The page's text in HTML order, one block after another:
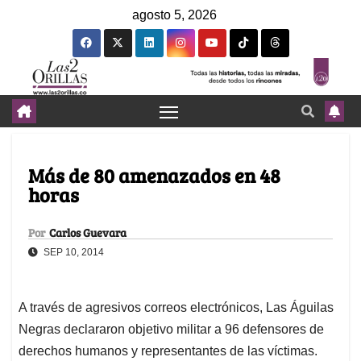
agosto 5, 2026
Más de 80 amenazados en 48
horas
Por Carlos Guevara
SEP 10, 2014
A través de agresivos correos electrónicos, Las Águilas
Negras declararon objetivo militar a 96 defensores de
derechos humanos y representantes de las víctimas.